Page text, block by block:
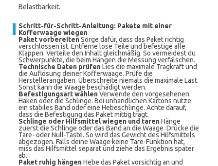
Belastbarkeit.
Schritt-für-Schritt-Anleitung: Pakete mit einer
Kofferwaage wiegen
Paket vorbereitenSorge dafür, dass das Paket richtig
verschlossen ist. Entferne lose Teile und befestige alle
Klappen. Verteile den Inhalt gleichmäßig. So vermeidest du
Schwerpunkte, die beim Hängen die Messung verfälschen.
Technische Daten prüfenLies die maximale Tragkraft und
die Auflösung deiner Kofferwaage. Prüfe die
Herstellerangaben. Überschreite niemals die maximale Last.
Sonst kann die Waage beschädigt werden.
Befestigungsart wählenVerwende den vorgesehenen
Haken oder die Schlinge. Bei unhandlichen Kartons nutze
ein stabiles Band oder eine Hebeschlinge. Achte darauf,
dass die Befestigung das Paket mittig trägt.
Schlinge oder Hilfsmittel wiegen und tarenHänge
zuerst die Schlinge oder das Band an die Waage. Drücke die
Tare- oder Null-Taste. So wird das Gewicht des Hilfsmittels
abgezogen. Falls deine Waage keine Tare-Funktion hat,
miss das Hilfsmittel separat und ziehe das Ergebnis später
ab.
Paket ruhig hängenHebe das Paket vorsichtig an und